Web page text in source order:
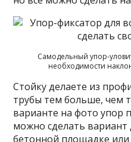
Самодельный упор-
необходимости
Стойку делаете из
трубы тем больше, чем
варианте на фото упор
можно сделать вариант
бетонной площадке или